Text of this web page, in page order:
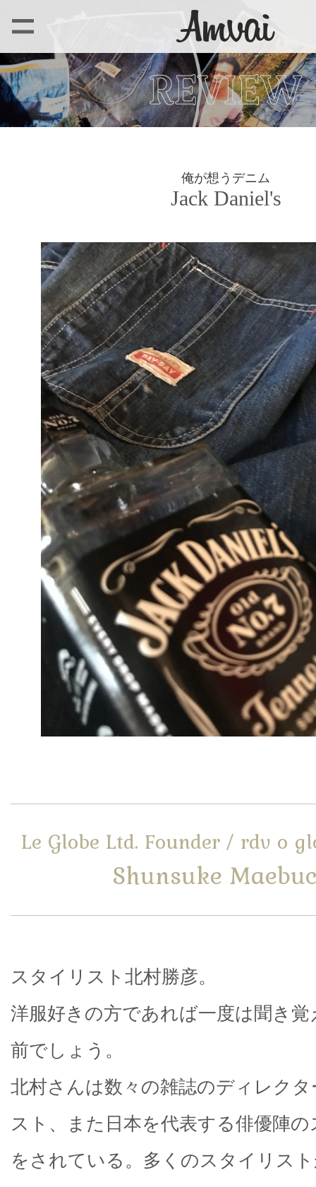
俺が想うデニム
Jack Daniel's
Le Globe Ltd. Founder / rdv o
Shunsuke
スタイリスト北村勝彦。
洋服好きの方であれば一度は聞き
前でしょう。
北村さんは数々の雑誌のディレク
スト、また日本を代表する俳優陣
をされている。多くのスタイリス